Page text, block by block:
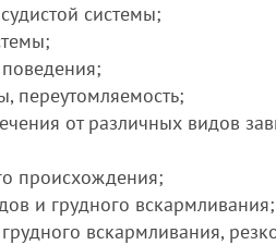
системы;
переутомляемость;
от различных видов
происхождения;
и грудного вскармливания;
вскармливания,